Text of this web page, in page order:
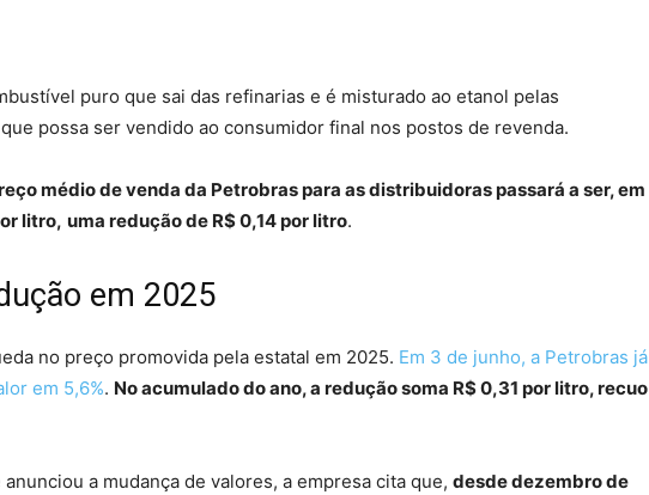
puro que sai das refinarias e é misturado ao etanol pelas
possa ser vendido ao consumidor final nos postos de revenda.
médio de venda da Petrobras para as distribuidoras passará a ser, em
litro, uma redução de R$ 0,14 por litro.
em 2025
no preço promovida pela estatal em 2025. Em 3 de junho, a Petrobras já
em 5,6%. No acumulado do ano, a redução soma R$ 0,31 por litro, recuo
a mudança de valores, a empresa cita que, desde dezembro de